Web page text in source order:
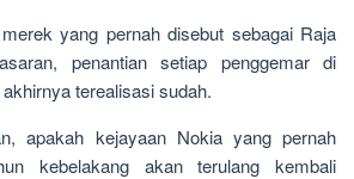
yang pernah disebut sebagai Raja
penantian setiap penggemar di
terealisasi sudah.
apakah kejayaan Nokia yang pernah
kebelakang akan terulang kembali